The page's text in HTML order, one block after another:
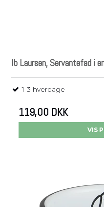
Ib Laursen, Servantefad i
1-3 hverdage
119,00 DKK
VIS